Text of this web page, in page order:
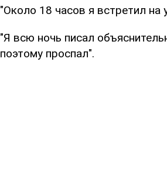
"Около 18 часов я встретил
"Я всю ночь писал
поэтому проспал".